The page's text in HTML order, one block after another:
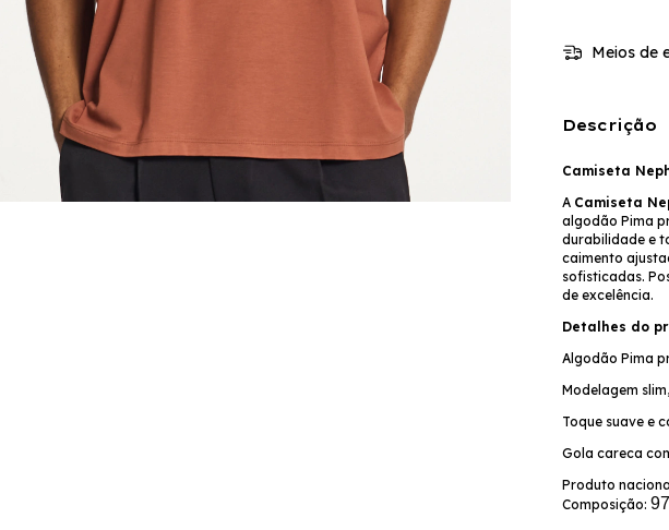
Meios de
Descrição
Camiseta
A Camiseta
algodão Pima
durabilidade e
caimento
sofisticadas.
de excelência.
Detalhes do
Algodão Pima
Modelagem
Toque suave e
Gola careca
Produto
Composição: